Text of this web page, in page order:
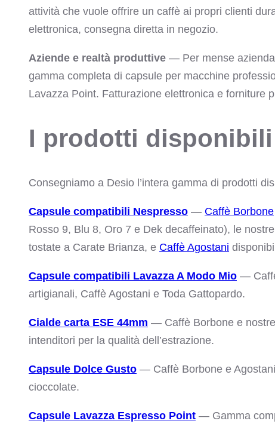
attività che vuole offrire un caffè ai propri clienti
elettronica, consegna diretta in negozio.
Aziende e realtà produttive — Per mense
gamma completa di capsule per macchine
Lavazza Point. Fatturazione elettronica e forniture
I prodotti disponibili
Consegniamo a Desio l’intera gamma di prodotti
Capsule compatibili Nespresso — Caffè Borbone
Rosso 9, Blu 8, Oro 7 e Dek decaffeinato), le nostre
tostate a Carate Brianza, e Caffè Agostani
Capsule compatibili Lavazza A Modo Mio —
artigianali, Caffè Agostani e Toda Gattopardo.
Cialde carta ESE 44mm — Caffè Borbone e
intenditori per la qualità dell’estrazione.
Capsule Dolce Gusto — Caffè Borbone e
cioccolate.
Capsule Lavazza Espresso Point — Gamma